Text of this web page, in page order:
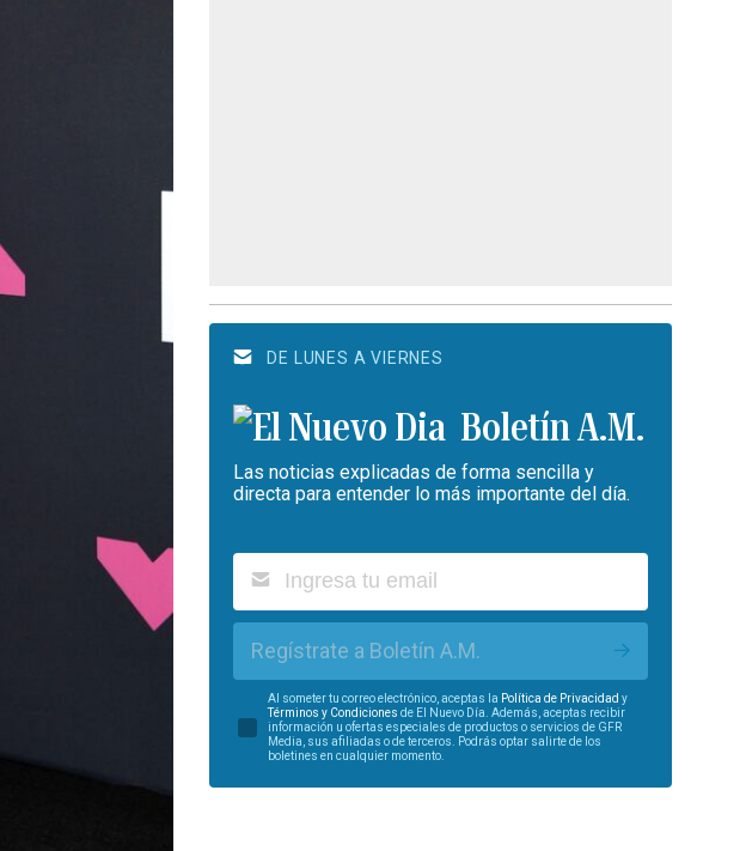
DE LUNES A VIERNES
Boletín A.M.
Las noticias explicadas de forma sencilla y
directa para entender lo más importante del día.
Regístrate a Boletín A.M.
Al someter tu correo electrónico, aceptas la Política de Privacidad y
Términos y Condiciones de El Nuevo Día. Además, aceptas recibir
información u ofertas especiales de productos o servicios de GFR
Media, sus afiliadas o de terceros. Podrás optar salirte de los
boletines en cualquier momento.